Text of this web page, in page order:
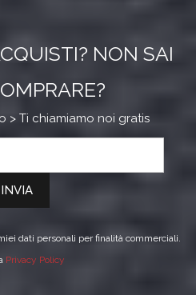
NON SAI
> Ti chiamiamo noi gratis
dati personali per finalità commerciali.
Privacy Policy